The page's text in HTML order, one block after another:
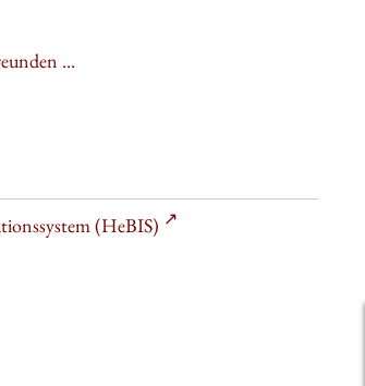
...
(HeBIS)